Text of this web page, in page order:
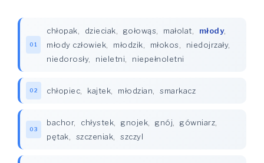
01
chłopak dzieciak gołowąs małolat młody,
młody człowiek
młodzik młokos niedojrzały,
niedorosły, nieletni niepełnoletni
02 chłopiec kajtek młodzian smarkacz
03
bachor, chłystek gnojek gnój gówniarz
pętak
szczeniak szczyl